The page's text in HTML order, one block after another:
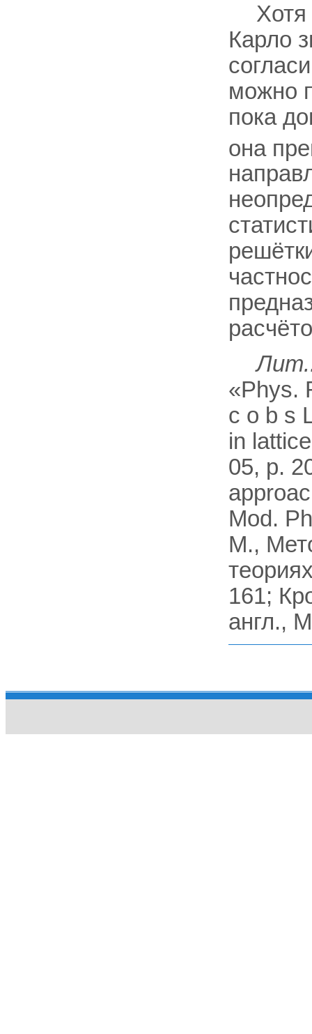
Карло
можно
пока
она
«Phys.
с о b s
in
05, p.
Mod.
М.,
161;
англ.,